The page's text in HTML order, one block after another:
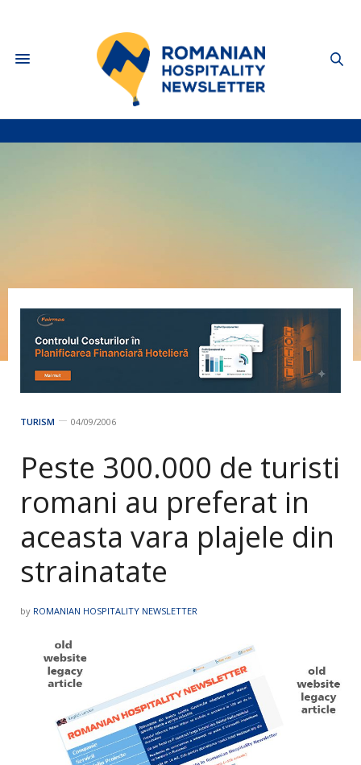
TURISM 04/09/2006
Peste 300.000 de turisti
romani au preferat in
aceasta vara plajele din
strainatate
by ROMANIAN HOSPITALITY NEWSLETTER